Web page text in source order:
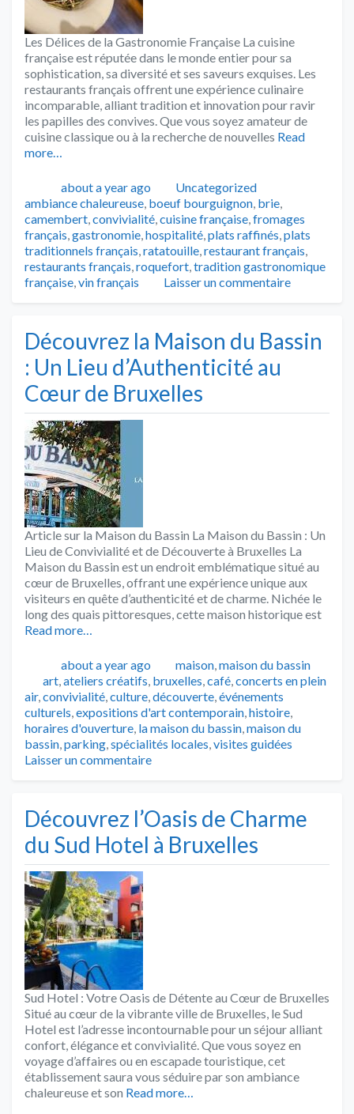
Les Délices de la Gastronomie Française La cuisine
française est réputée dans le monde entier pour sa
sophistication, sa diversité et ses saveurs exquises. Les
restaurants français offrent une expérience culinaire
incomparable, alliant tradition et innovation pour ravir
les papilles des convives. Que vous soyez amateur de
cuisine classique ou à la recherche de nouvelles Read
more…
Publié
about a year ago Catégories
Uncategorized
ambiance chaleureuse, boeuf bourguignon, brie,
camembert,convivialité,cuisine française,fromages
français,gastronomie,hospitalité,plats raffinés,plats
traditionnels français,ratatouille,restaurant français,
restaurants français,roquefort,tradition gastronomique
française,vin français Laisser un commentaire
Découvrez la Maison du Bassin
: Un Lieu d’Authenticité au
Cœur de Bruxelles
Article sur la Maison du Bassin La Maison du Bassin : Un
Lieu de Convivialité et de Découverte à Bruxelles La
Maison du Bassin est un endroit emblématique situé au
cœur de Bruxelles, offrant une expérience unique aux
visiteurs en quête d’authenticité et de charme. Nichée le
long des quais pittoresques, cette maison historique est
Read more…
Publié
about a year ago Catégories
maison,maison du bassin
Tags
art,ateliers créatifs, bruxelles,café,concerts en plein
air,convivialité,culture,découverte,événements
culturels,expositions d'art contemporain,histoire,
horaires d'ouverture, la maison du bassin,maison du
bassin,parking,spécialités locales,visites guidées
Laisser un commentaire
Découvrez l’Oasis de Charme
du Sud Hotel à Bruxelles
Sud Hotel : Votre Oasis de Détente au Cœur de Bruxelles
Situé au cœur de la vibrante ville de Bruxelles, le Sud
Hotel est l’adresse incontournable pour un séjour alliant
confort, élégance et convivialité. Que vous soyez en
voyage d’affaires ou en escapade touristique, cet
établissement saura vous séduire par son ambiance
chaleureuse et son Read more…